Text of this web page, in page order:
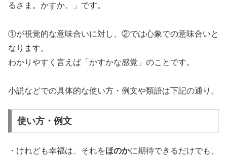
るさま。かすか。」です。
①が視覚的な意味合いに対し、②では心象での意味合いと
なります。
わかりやすく言えば「かすかな感覚」のことです。
小説などでの具体的な使い方・例文や類語は下記の通り。
使い方・例文
・けれども幸福は、それをほのかに期待できるだけでも、